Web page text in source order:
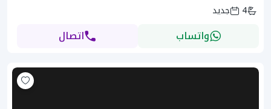
4
جديد
واتساب اتصال